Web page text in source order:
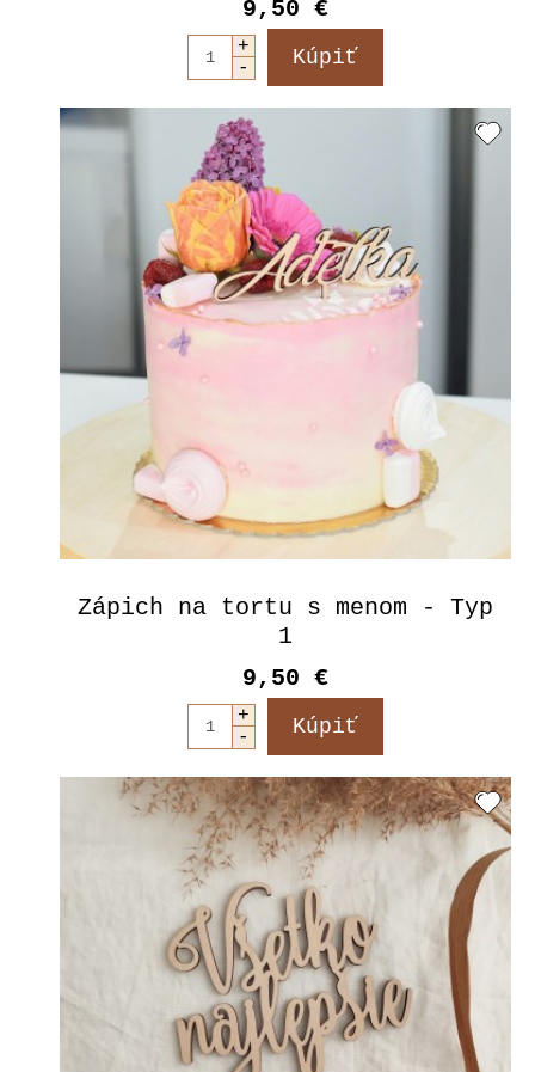
9,50 €
Zápich na tortu s menom - Typ
1
9,50 €